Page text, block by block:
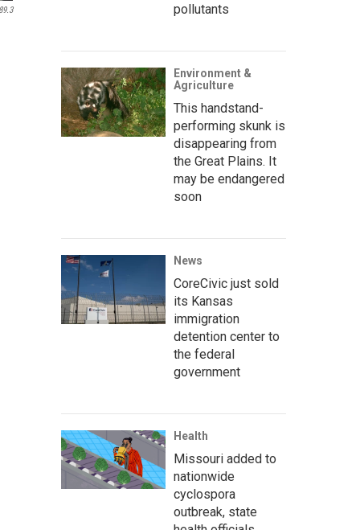
pollutants
Environment &
Agriculture
This handstand-
performing skunk is
disappearing from
the Great Plains. It
may be endangered
soon
News
CoreCivic just sold
its Kansas
immigration
detention center to
the federal
government
Health
Missouri added to
nationwide
cyclospora
outbreak, state